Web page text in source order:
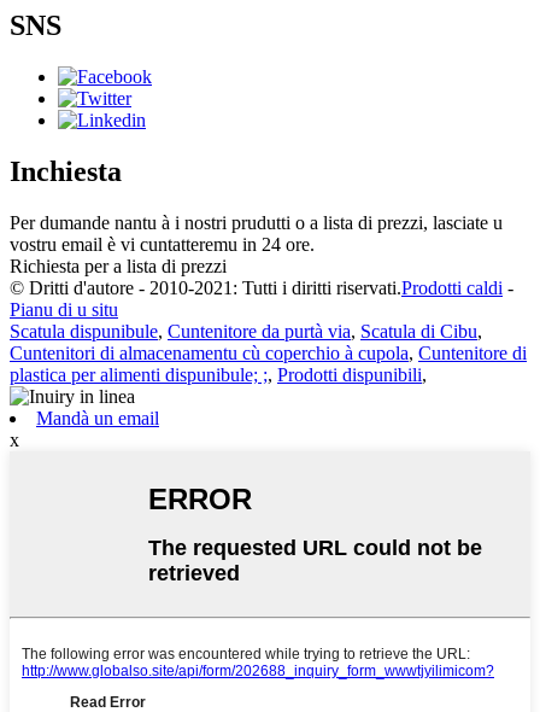
SNS
Inchiesta
Per dumande nantu à i nostri prudutti o a lista di prezzi, lasciate u
vostru email è vi cuntatteremu in 24 ore.
Richiesta per a lista di prezzi
© Dritti d'autore - 2010-2021: Tutti i diritti riservati.Prodotti caldi -
Pianu di u situ
Scatula dispunibule, Cuntenitore da purtà via, Scatula di Cibu,
Cuntenitori di almacenamentu cù coperchio à cupola, Cuntenitore di
plastica per alimenti dispunibule; ;, Prodotti dispunibili,
Mandà un email
x